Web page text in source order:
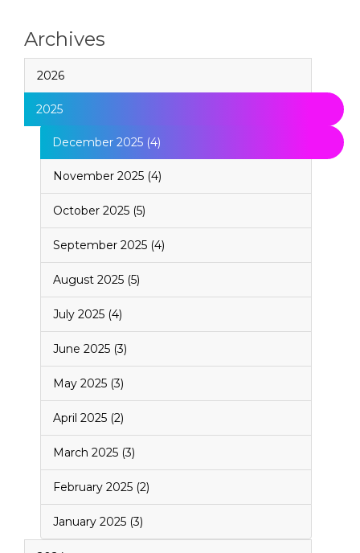
Archives
2026
2025
December 2025 (4)
November 2025 (4)
October 2025 (5)
September 2025 (4)
August 2025 (5)
July 2025 (4)
June 2025 (3)
May 2025 (3)
April 2025 (2)
March 2025 (3)
February 2025 (2)
January 2025 (3)